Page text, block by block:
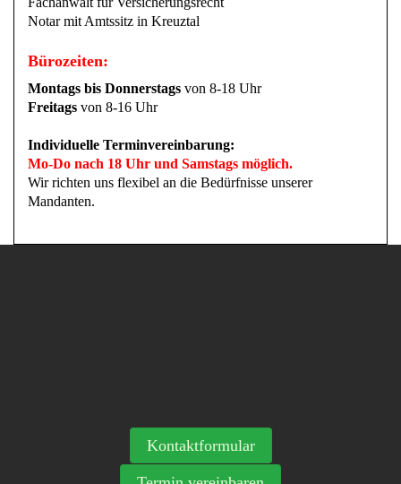
Notar mit Amtssitz in Kreuztal
Bürozeiten:
Montags bis Donnerstags von 8-18 Uhr
Freitags von 8-16 Uhr
Individuelle Terminvereinbarung:
Mo-Do nach 18 Uhr und Samstags möglich.
Wir richten uns flexibel an die Bedürfnisse unserer
Mandanten.
Kontaktformular